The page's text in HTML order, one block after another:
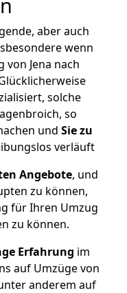
aber auch
wenn
von Jena nach
solche
so
und Sie zu
verläuft
Angebote, und
zu können,
für Ihren Umzug
zu können.
Erfahrung im
auf Umzüge von
anderem auf